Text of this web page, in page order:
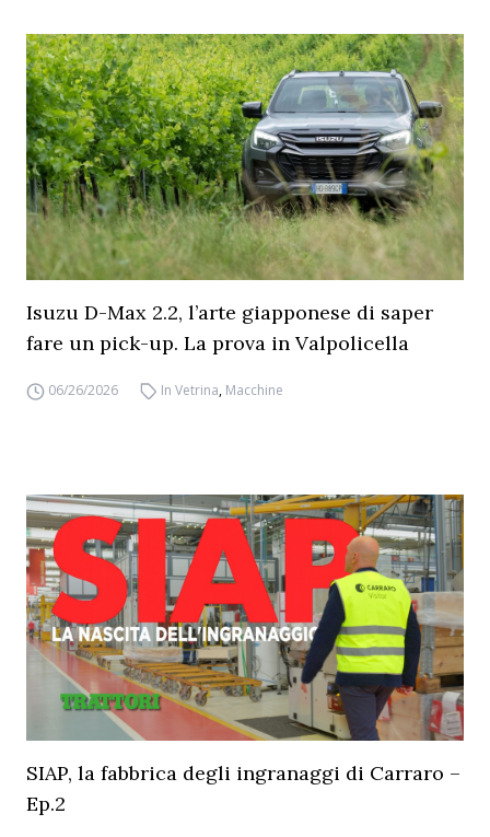
Isuzu D-Max 2.2, l’arte giapponese di saper
fare un pick-up. La prova in Valpolicella
06/26/2026 In Vetrina, Macchine
SIAP, la fabbrica degli ingranaggi di Carraro –
Ep.2